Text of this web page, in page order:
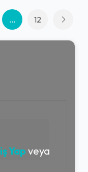
... 12
Yapveya